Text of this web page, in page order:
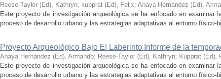
Reese-Taylor (Ed), Kathryn; kupprat (Ed), Felix; Anaya Hernández (Ed),
Este proyecto de investigación arqueológica se ha enfocado en examinar
proceso de desarrollo urbano y las estrategias adaptativas al entorno físico-
Proyecto Arqueológico Bajo El Laberinto Informe de la
Anaya Hernández (Ed), Armando; Reese-Taylor (Ed), Kathryn; Kupprat (Ed),
Este proyecto de investigación arqueológica se ha enfocado en examinar
proceso de desarrollo urbano y las estrategias adaptativas al entorno físico-